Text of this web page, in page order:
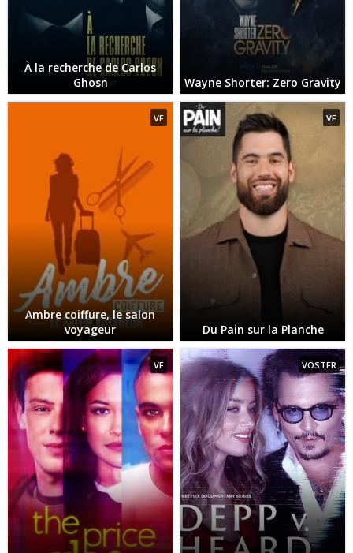
À la recherche de Carlos
Ghosn
Wayne Shorter: Zero Gravity
VF
Ambre coiffure, le salon
voyageur
VF
Du Pain sur la Planche
VF VOSTFR